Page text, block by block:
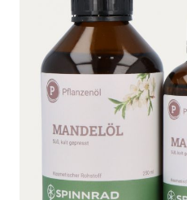
Bildergalerie